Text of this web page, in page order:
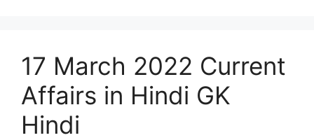
17 March 2022 Current
Affairs in Hindi GK
Hindi